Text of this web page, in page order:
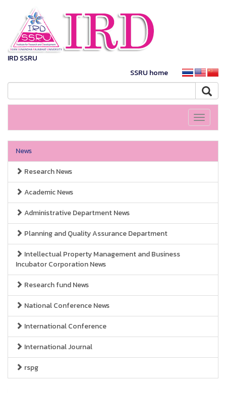
IRD SSRU
SSRU home
Toggle
News
Research News
Academic News
Administrative Department News
Planning and Quality Assurance Department
Intellectual Property Management and Business
Incubator Corporation News
Research fund News
National Conference News
International Conference
International Journal
rspg